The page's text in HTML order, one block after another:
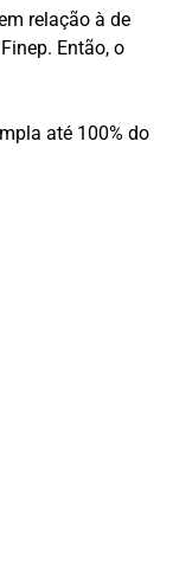
relação à de
Então, o
até 100% do